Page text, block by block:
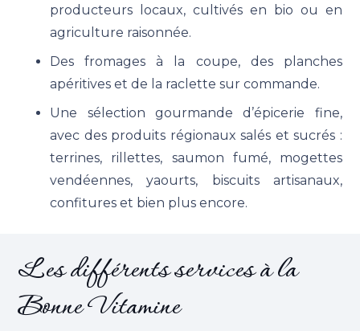
producteurs locaux, cultivés en bio ou en
agriculture raisonnée.
Des fromages à la coupe, des planches
apéritives et de la raclette sur commande.
Une sélection gourmande d ’épicerie fine,
avec des produits régionaux salés et sucrés :
terrines, rillettes, saumon fumé, mogettes
vendéennes, yaourts, biscuits artisanaux,
confitures et bien plus encore.
Les différents services à la
Bonne Vitamine